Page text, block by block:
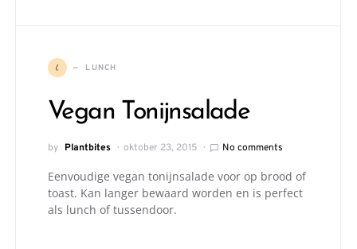
L LUNCH
Vegan Tonijnsalade
by Plantbites oktober 23, 2015 No comments
Eenvoudige vegan tonijnsalade voor op brood of
toast. Kan langer bewaard worden en is perfect
als lunch of tussendoor.